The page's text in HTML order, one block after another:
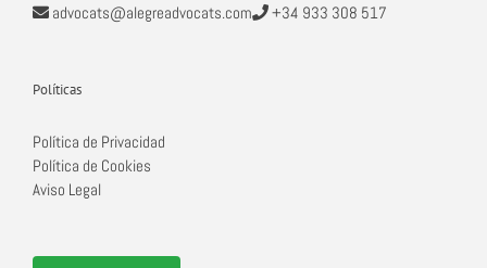
advocats@alegreadvocats.com +34 933 308 517
Políticas
Política de Privacidad
Política de Cookies
Aviso Legal